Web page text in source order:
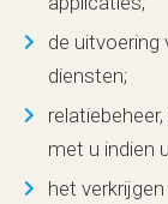
de
diensten;
met u indien
het